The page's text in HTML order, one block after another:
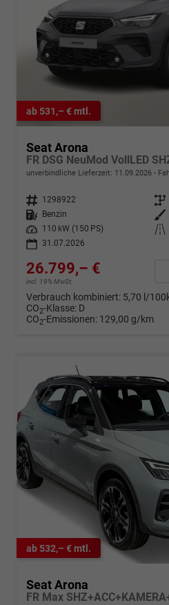
ab 531,– € mtl.
Seat Arona
FR DSG NeuMod VollLED
unverbindliche Lieferzeit: 11.09.2026
Fahrzeugnr. 1298922 Getriebe
Kraftstoff
Benzin Außenfarbe
Leistung
110 kW (150 PS) Kilometerstand
31.07.2026
26.799,– €
incl. 19% MwSt.
Verbrauch kombiniert: 5,70 l/
CO2-Klasse: D
CO2-Emissionen: 129,00 g/km
ab 532,– € mtl.
Seat Arona